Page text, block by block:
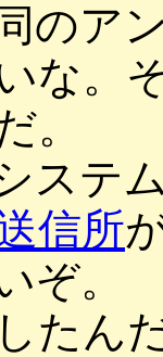
のア
な。
。
ステ
信所
ぞ。
たん